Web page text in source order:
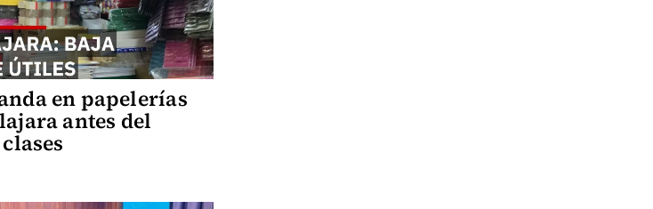
en papelerías
antes del